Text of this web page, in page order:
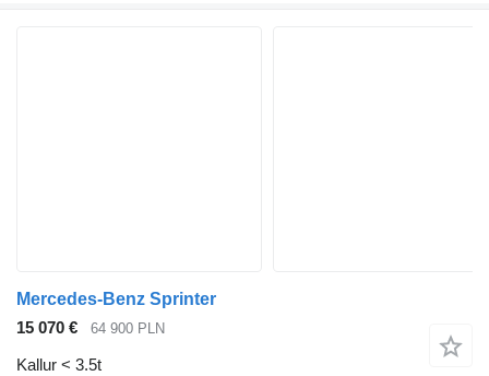
Mercedes-Benz Sprinter
15 070 €
64 900 PLN
Kallur < 3.5t